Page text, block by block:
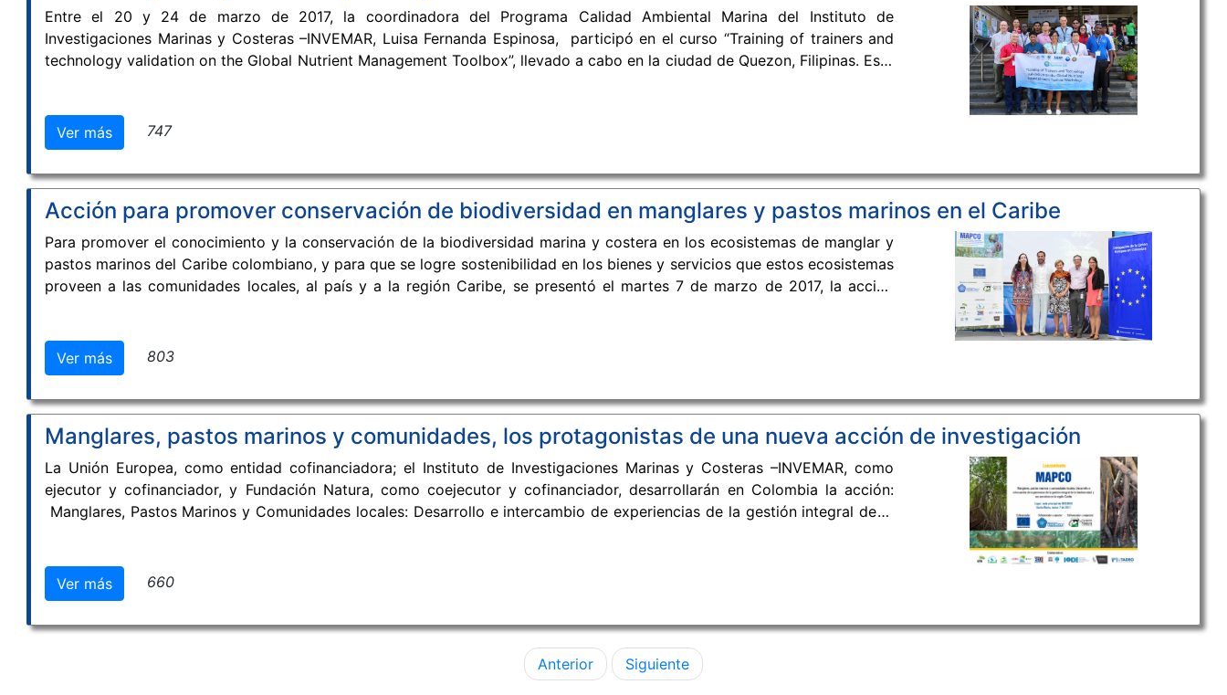
Entre el 20 y 24 de marzo de 2017, la coordinadora del Programa Calidad Ambiental Marina del Instituto de
Investigaciones Marinas y Costeras –INVEMAR, Luisa Fernanda Espinosa, participó en el curso “Training of trainers and
technology validation on the Global Nutrient Management Toolbox”, llevado a cabo en la ciudad de Quezon, Filipinas. Este
de oxígeno en las zonas marinas y costeras, proyecto que viene siendo implementado por la Universidad de Utrecht,
Holanda y la UNESCO.
Ver más 747
Acción para promover conservación de biodiversidad en manglares y pastos marinos en el Caribe
Para promover el conocimiento y la conservación de la biodiversidad marina y costera en los ecosistemas de manglar y
pastos marinos del Caribe colombiano, y para que se logre sostenibilidad en los bienes y servicios que estos ecosistemas
proveen a las comunidades locales, al país y a la región Caribe, se presentó el martes 7 de marzo de 2017, la acción
Ver más
803
Manglares, pastos marinos y comunidades, los protagonistas de una nueva acción de investigación
La Unión Europea, como entidad cofinanciadora; el Instituto de Investigaciones Marinas y Costeras –INVEMAR, como
ejecutor y cofinanciador, y Fundación Natura, como coejecutor y cofinanciador, desarrollarán en Colombia la acción:
Manglares, Pastos Marinos y Comunidades locales: Desarrollo e intercambio de experiencias de la gestión integral de la
Ver más
660
Anterior Siguiente